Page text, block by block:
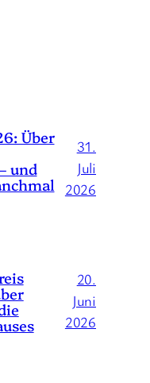
Über
und
31.
Juli
2026
20.
Juni
2026